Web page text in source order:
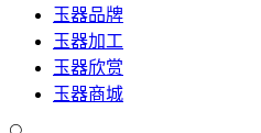
玉器品牌
玉器加工
玉器欣赏
玉器商城